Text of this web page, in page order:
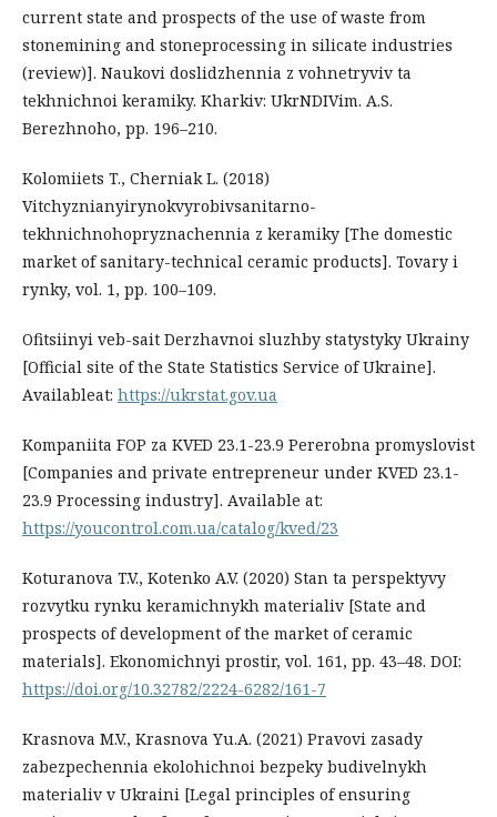
current state and prospects of the use of waste from
stonemining and stoneprocessing in silicate industries
(review)]. Naukovi doslidzhennia z vohnetryviv ta
tekhnichnoi keramiky. Kharkiv: UkrNDIVim. A.S.
Berezhnoho, pp. 196–210.
Kolomiiets T., Cherniak L. (2018)
Vitchyznianyirynokvyrobivsanitarno-
tekhnichnohopryznachennia z keramiky [The domestic
market of sanitary-technical ceramic products]. Tovary i
rynky, vol. 1, pp. 100–109.
Ofitsiinyi veb-sait Derzhavnoi sluzhby statystyky Ukrainy
[Official site of the State Statistics Service of Ukraine].
Аvailableat: https://ukrstat.gov.ua
Kompaniita FOP za KVED 23.1-23.9 Pererobna promyslovist
[Companies and private entrepreneur under KVED 23.1-
23.9 Processing industry]. Аvailable at:
https://youcontrol.com.ua/catalog/kved/23
Koturanova T.V., Kotenko A.V. (2020) Stan ta perspektyvy
rozvytku rynku keramichnykh materialiv [State and
prospects of development of the market of ceramic
materials]. Ekonomichnyi prostir, vol. 161, pp. 43–48. DOI:
https://doi.org/10.32782/2224-6282/161-7
Krasnova M.V., Krasnova Yu.A. (2021) Pravovi zasady
zabezpechennia ekolohichnoi bezpeky budivelnykh
materialiv v Ukraini [Legal principles of ensuring